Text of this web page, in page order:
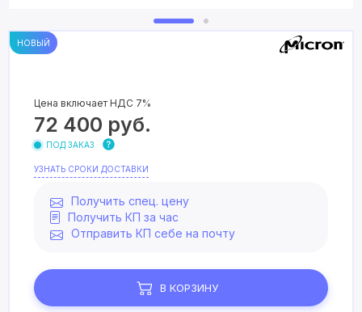
НОВЫЙ
Цена включает НДС 7%
72 400 руб.
ПОД ЗАКАЗ
УЗНАТЬ СРОКИ ДОСТАВКИ
Получить спец. цену
Получить КП за час
Отправить КП себе на почту
В КОРЗИНУ